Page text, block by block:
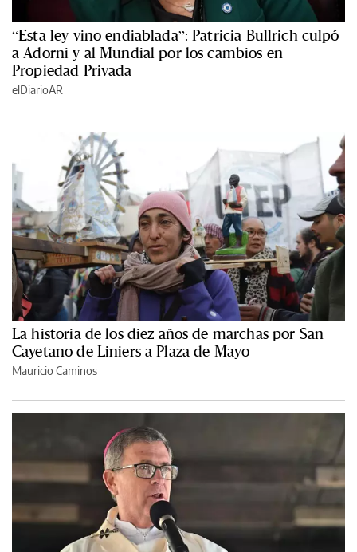
“Esta ley vino endiablada”: Patricia Bullrich culpó
a Adorni y al Mundial por los cambios en
Propiedad Privada
elDiarioAR
La historia de los diez años de marchas por San
Cayetano de Liniers a Plaza de Mayo
Mauricio Caminos